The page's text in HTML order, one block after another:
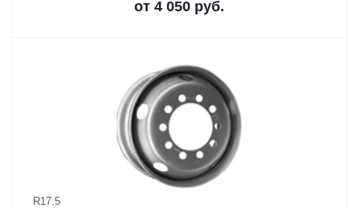
от 4 050 руб.
R17.5